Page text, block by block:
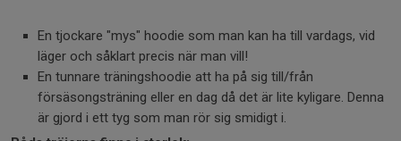
En tjockare "mys" hoodie som man kan ha till vardags, vid
läger och såklart precis när man vill!
En tunnare träningshoodie att ha på sig till/från
försäsongsträning eller en dag då det är lite kyligare. Denna
är gjord i ett tyg som man rör sig smidigt i.